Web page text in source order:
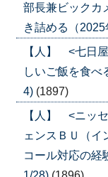
部長兼ビック
き詰める（
【人】 <七日
しいご飯を食べ
4) (1897)
【人】 <ニッ
ェンスＢＵ（
コール対応の経